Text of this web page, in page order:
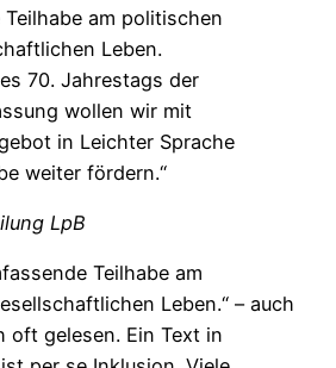
am politischen
Leben.
70. Jahrestags der
wollen wir mit
in Leichter Sprache
weiter fördern.“
LpB
Teilhabe am
Leben.“ – auch
oft gelesen. Ein Text in